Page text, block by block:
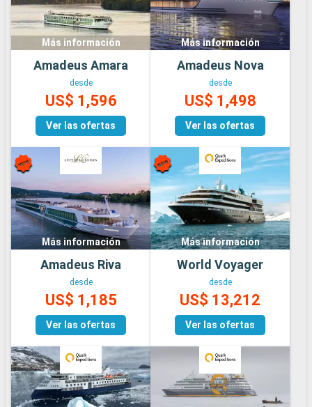
Más información
Amadeus Amara
desde
US$ 1,596
Ver las ofertas
Más información
Amadeus Nova
desde
US$ 1,498
Ver las ofertas
Más información
Amadeus Riva
desde
US$ 1,185
Ver las ofertas
Más información
World Voyager
desde
US$ 13,212
Ver las ofertas